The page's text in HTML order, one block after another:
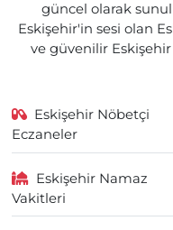
güncel olarak
Eskişehir'in sesi olan
ve güvenilir
Eskişehir Nöbetçi
Eczaneler
Eskişehir Namaz
Vakitleri